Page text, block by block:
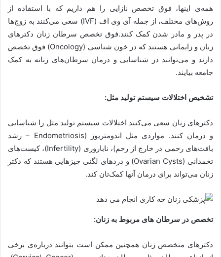
همه‌ی اینها، فوق تخصص نازایی را هم داریم که با استفاده از
روش‌های مختلف، از جمله آی وی اف (IVF) سعی می‌کنند به زوج‌ها
در پدر و مادر شدن کمک کنند.فوق تخصص سرطان زنان دکترهای
زنان و زایمانی هستند که در خون شناسی (Oncology) فوق تخصص
دارند و می‌توانند در شناسایی و درمان سرطان‌های زنانه به کمک
جامعه بیایند.
تشخیص اختلالات سیستم تولید مثل:
دکترهای زنان سعی می‌کنند اختلالات سیستم تولید مثل را شناسایی
و درمان کنند. مواردی مثل اندومتریوز (Endometriosis – رشد
بافت‌های رحمی در خارج از رحم)، ناباروری (Infertility)، کیست‌های
تخمدانی (Ovarian Cysts) و دردهای لگنی چیزهایی هستند که دکتر
زنان می‌تواند برای درمان آنها کمک‌تان کند.
تخصص در سرطان های مربوط به زنان:
دکترهای متخصص زنان همچنین ممکن است بتوانند درباره‌ی برخی